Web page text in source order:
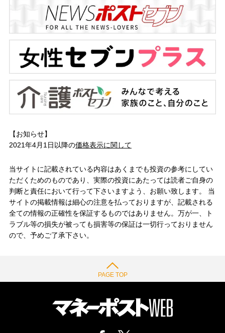
【お知らせ】
2021年4月1日以降の価格表示に関して
当サイトに記載されている内容はあくまでも投資の参考にしてい
ただくためのものであり、実際の投資にあたっては読者ご自身の
判断と責任において行って下さいますよう、お願い致します。 当
サイトの掲載情報は細心の注意を払っておりますが、記載される
全ての情報の正確性を保証するものではありません。万が一、ト
ラブル等の損失が被っても損害等の保証は一切行っておりません
ので、予めご了承下さい。
PAGE TOP